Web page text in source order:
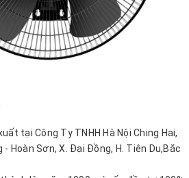
tại Công Ty TNHH Hà Nội Ching Hai,
Hoàn Sơn, X. Đại Đồng, H. Tiên Du,Bắc